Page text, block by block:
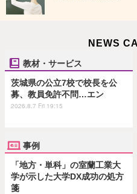
NEWS
教材・サービス
茨城県の公立7校で校長を公
募、教員免許不問…エン
2026.8.7 Fri 19:15
事例
「地方・単科」の室蘭工業大
学が示した大学DX成功の処方
箋